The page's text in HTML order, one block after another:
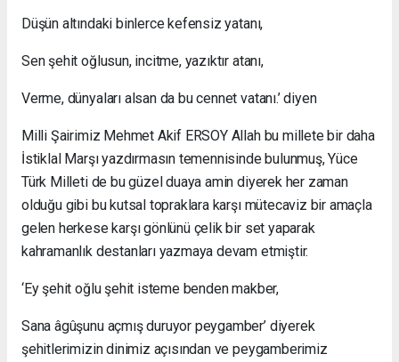
Düşün altındaki binlerce kefensiz yatanı,
Sen şehit oğlusun, incitme, yazıktır atanı,
Verme, dünyaları alsan da bu cennet vatanı.’ diyen
Milli Şairimiz Mehmet Akif ERSOY Allah bu millete bir daha
İstiklal Marşı yazdırmasın temennisinde bulunmuş, Yüce
Türk Milleti de bu güzel duaya amin diyerek her zaman
olduğu gibi bu kutsal topraklara karşı mütecaviz bir amaçla
gelen herkese karşı gönlünü çelik bir set yaparak
kahramanlık destanları yazmaya devam etmiştir.
‘Ey şehit oğlu şehit isteme benden makber,
Sana âgûşunu açmış duruyor peygamber’ diyerek
şehitlerimizin dinimiz açısından ve peygamberimiz